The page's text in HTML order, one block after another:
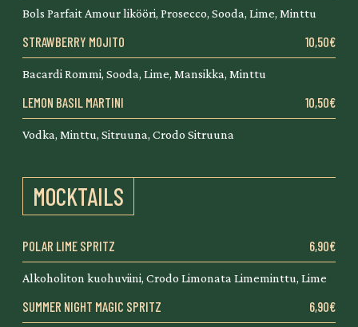
Bols Parfait Amour likööri, Prosecco, Sooda, Lime, Minttu
STRAWBERRY MOJITO 10,50€
Bacardi Rommi, Sooda, Lime, Mansikka, Minttu
LEMON BASIL MARTINI 10,50€
Vodka, Minttu, Sitruuna, Crodo Sitruuna
MOCKTAILS
POLAR LIME SPRITZ 6,90€
Alkoholiton kuohuviini, Crodo Limonata Limeminttu, Lime
SUMMER NIGHT MAGIC SPRITZ 6,90€